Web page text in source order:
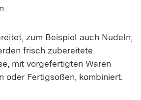
zum Beispiel auch Nudeln,
frisch zubereitete
mit vorgefertigten Waren
oder Fertigsoßen, kombiniert.